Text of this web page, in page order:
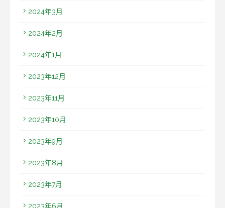
2024年3月
2024年2月
2024年1月
2023年12月
2023年11月
2023年10月
2023年9月
2023年8月
2023年7月
2023年6月